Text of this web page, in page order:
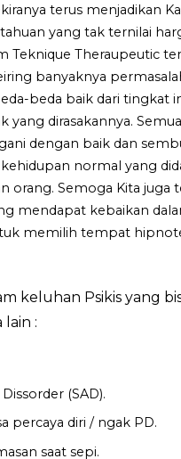
terus menjadikan
yang tak ternilai
Teknique Theraupeutic
banyaknya
beda baik dari tingkat
yang dirasakannya.
dengan baik dan
normal yang
orang. Semoga Kita juga
mendapat kebaikan
memilih tempat
keluhan Psikis yang
lain :
(SAD).
percaya diri / ngak PD.
saat sepi.